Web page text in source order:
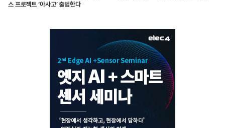
스 프로젝트 ‘아사고’ 출범한다